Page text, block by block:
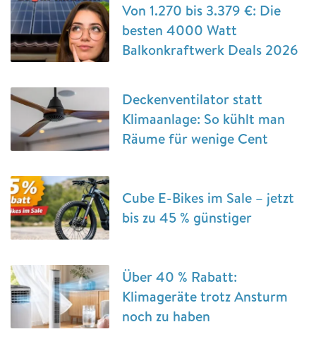
Von 1.270 bis 3.379 €: Die
besten 4000 Watt
Balkonkraftwerk Deals 2026
Deckenventilator statt
Klimaanlage: So kühlt man
Räume für wenige Cent
Cube E-Bikes im Sale – jetzt
bis zu 45 % günstiger
Über 40 % Rabatt:
Klimageräte trotz Ansturm
noch zu haben